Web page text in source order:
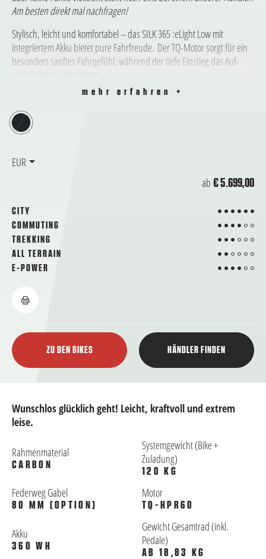
Am besten direkt mal nachfragen!
Stylisch, leicht und komfortabel – das SILK 365 :eLight Low mit
integriertem Akku bietet pure Fahrfreude. Der TQ-Motor sorgt für ein
besonders sanftes Fahrgefühl, während der tiefe Einstieg das Auf-
und Absteigen erleichtert.
mehr erfahren +
EUR
ab € 5.699,00
CITY 6 von 6
COMMUTING 4 von 6
TREKKING 3 von 6
ALL TERRAIN 2 von 6
E-POWER 4 von 6
ZU DEN BIKES HÄNDLER FINDEN
Wunschlos glücklich geht! Leicht, kraftvoll und extrem
leise.
Rahmenmaterial
CARBON
Systemgewicht (Bike +
Zuladung)
120 KG
Federweg Gabel
80 MM (OPTION)
Motor
TQ-HPR60
Akku
360 WH
Gewicht Gesamtrad (inkl.
Pedale)
AB 18,83 KG